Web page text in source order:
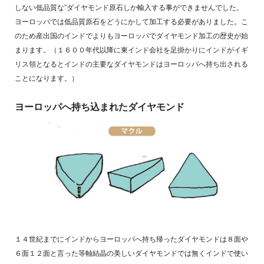
しない低品質な”ダイヤモンド原石しか輸入する事ができませんでした。
ヨーロッパでは低品質原石をどうにかして加工する必要がありました。こ
のため産出国のインドでよりもヨーロッパでダイヤモンド加工の歴史が始
まります。（１６００年代以降に東インド会社を足掛かりにインドがイギ
リス領となるとインドの主要なダイヤモンドはヨーロッパへ持ち出される
ことになります。）
ヨーロッパへ持ち込まれたダイヤモンド
１４世紀までにインドからヨーロッパへ持ち帰ったダイヤモンドは８面や
６面１２面と言った等軸結晶の美しいダイヤモンドでは無くインドで使い